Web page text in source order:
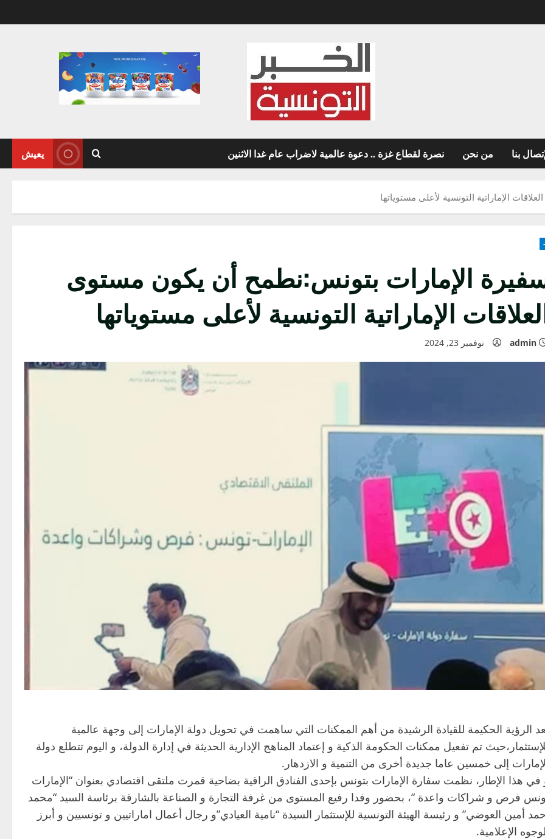
بنا من نحن نصرة لقطاع غزة .. دعوة عالمية لاضراب عام غدا الاثنين يعيش
الإماراتية التونسية لأعلى مستوياتها
-
الإمارات بتونس:نطمح أن يكون مستوى
الإماراتية التونسية لأعلى مستوياتها
admin نوفمبر 23, 2024
الرؤية الحكيمة للقيادة الرشيدة من أهم الممكنات التي ساهمت في تحويل دولة الإمارات إلى وجهة عالمية
تم تفعيل ممكنات الحكومة الذكية و إعتماد المناهج الإدارية الحديثة في إدارة الدولة، و اليوم تتطلع دولة
إلى خمسين عاما جديدة أخرى من التنمية و الازدهار.
في هذا الإطار، نظمت سفارة الإمارات بتونس بإحدى الفنادق الراقية بضاحية قمرت ملتقى اقتصادي بعنوان “الإمارات
فرص و شراكات واعدة “، بحضور وفدا رفيع المستوى من غرفة التجارة و الصناعة بالشارقة برئاسة السيد “محمد
أمين العوضي” و رئيسة الهيئة التونسية للإستثمار السيدة “نامية العيادي”و رجال أعمال اماراتيين و تونسيين و أبرز
الإعلامية.